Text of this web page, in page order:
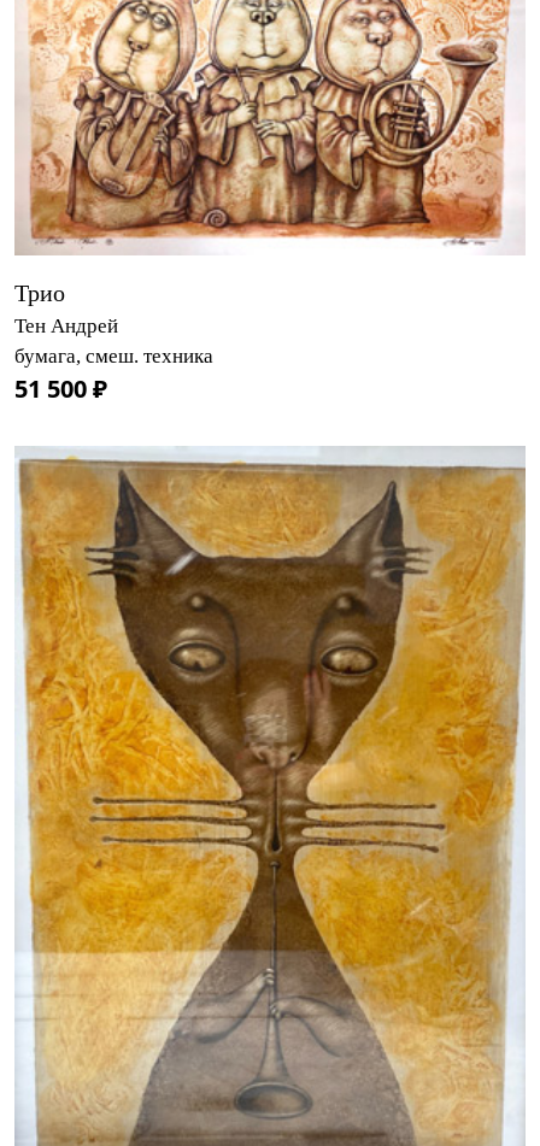
Трио
Тен Андрей
бумага, смеш. техника
51 500 ₽